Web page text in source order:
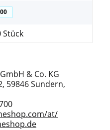
Stück
& Co. KG
59846 Sundern,
at/